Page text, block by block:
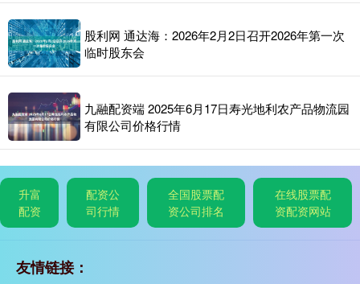
股利网 通达海：2026年2月2日召开2026年第一次
临时股东会
九融配资端 2025年6月17日寿光地利农产品物流园
有限公司价格行情
升富
配资
配资公
司行情
全国股票配
资公司排名
在线股票配
资配资网站
友情链接：